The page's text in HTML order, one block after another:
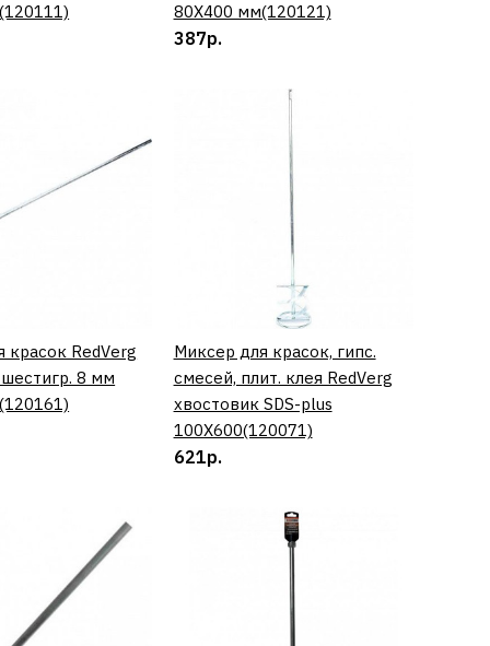
гипс. смесей и
RedVerg
М14 120Х600
КУПИТЬ
гипс. смесей и
RedVerg
шестигр. 8 мм
80Х400 мм(120121)
387р.
КУПИТЬ
красок RedVerg
8 мм
КУПИТЬ
Миксер для красок, гипс.
смесей, плит. клея RedVerg
хвостовик SDS-plus
100Х600(120071)
621р.